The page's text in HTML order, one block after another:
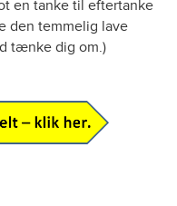
en tanke til eftertanke
den temmelig lave
tænke dig om.)